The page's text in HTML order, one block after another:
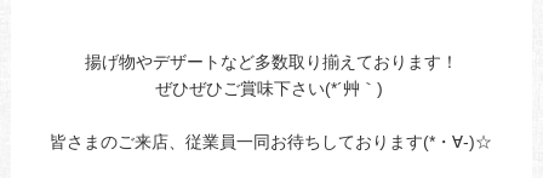
揚げ物やデザートなど多数取り揃えております！
ぜひぜひご賞味下さい(*´艸｀)
皆さまのご来店、従業員一同お待ちしております(*・∀-)☆